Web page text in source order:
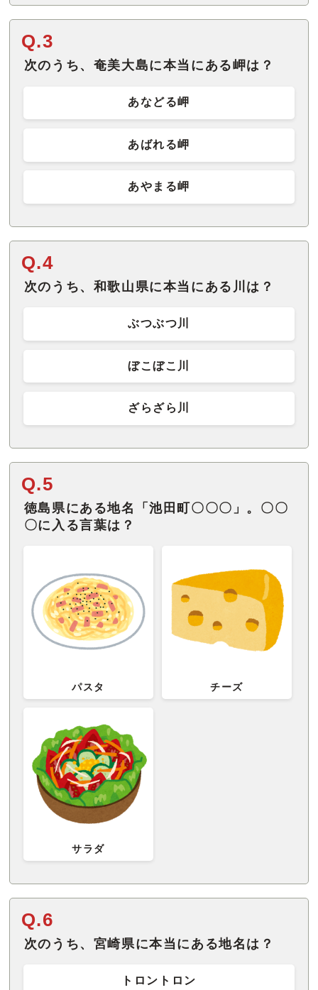
Q.3
次のうち、奄美大島に本当にある岬は？
あなどる岬
あばれる岬
あやまる岬
Q.4
次のうち、和歌山県に本当にある川は？
ぶつぶつ川
ぼこぼこ川
ざらざら川
Q.5
徳島県にある地名「池田町〇〇〇」。〇〇
〇に入る言葉は？
パスタ チーズ
サラダ
Q.6
次のうち、宮崎県に本当にある地名は？
トロントロン